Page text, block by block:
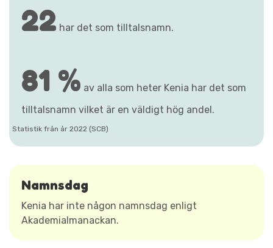
22 har det som tilltalsnamn.
81 % av alla som heter Kenia har det som
tilltalsnamn vilket är en väldigt hög andel.
Statistik från år 2022 (SCB)
Namnsdag
Kenia har inte någon namnsdag enligt
Akademialmanackan.